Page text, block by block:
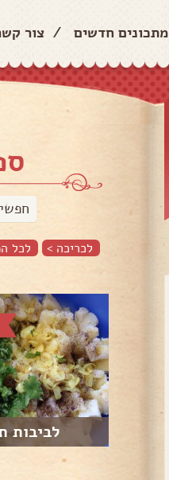
מתכונים חדשים / צור
לכריכה > לכל
לביבות